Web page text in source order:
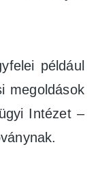
például
megoldások
Intézet –